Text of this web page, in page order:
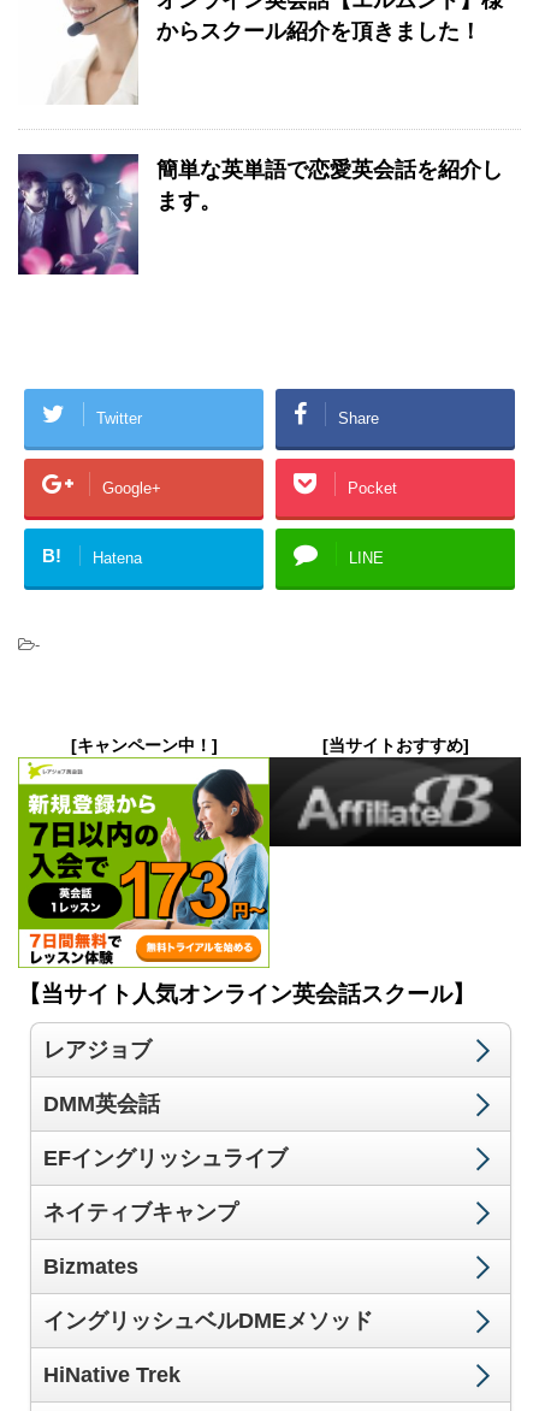
からスクール紹介を頂きました！
簡単な英単語で恋愛英会話を紹介し
ます。
Twitter Share
Google+ Pocket
B! Hatena LINE
-
[キャンペーン中！] [当サイトおすすめ]
【当サイト人気オンライン英会話スクール】
レアジョブ
DMM英会話
EFイングリッシュライブ
ネイティブキャンプ
Bizmates
イングリッシュベルDMEメソッド
HiNative Trek